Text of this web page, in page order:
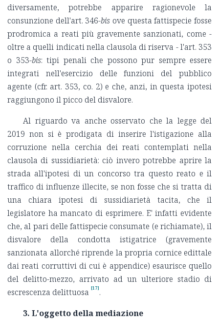
diversamente, potrebbe apparire ragionevole la
consunzione dell'art. 346-bis ove questa fattispecie fosse
prodromica a reati più gravemente sanzionati, come -
oltre a quelli indicati nella clausola di riserva - l'art. 353
o 353-bis: tipi penali che possono pur sempre essere
integrati nell'esercizio delle funzioni del pubblico
agente (cfr. art. 353, co. 2) e che, anzi, in questa ipotesi
raggiungono il picco del disvalore.
Al riguardo va anche osservato che la legge del
2019 non si è prodigata di inserire l'istigazione alla
corruzione nella cerchia dei reati contemplati nella
clausola di sussidiarietà: ciò invero potrebbe aprire la
strada all'ipotesi di un concorso tra questo reato e il
traffico di influenze illecite, se non fosse che si tratta di
una chiara ipotesi di sussidiarietà tacita, che il
legislatore ha mancato di esprimere. E' infatti evidente
che, al pari delle fattispecie consumate (e richiamate), il
disvalore della condotta istigatrice (gravemente
sanzionata allorché riprende la propria cornice edittale
dai reati corruttivi di cui è appendice) esaurisce quello
del delitto-mezzo, arrivato ad un ulteriore stadio di
escrescenza delittuosa [17].
3. L'oggetto della mediazione